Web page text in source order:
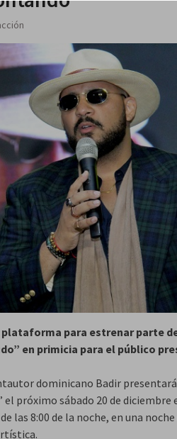
para estrenar parte
en primicia para el público
dominicano Badir presentará
próximo sábado 20 de diciembre
las 8:00 de la noche, en una